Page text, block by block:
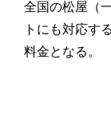
全国の松屋（
トにも対応す
料金となる。